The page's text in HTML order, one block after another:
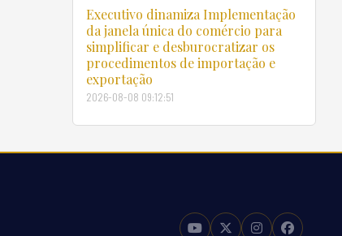
Executivo dinamiza Implementação
da janela única do comércio para
simplificar e desburocratizar os
procedimentos de importação e
exportação
2026-08-08 09:12:51